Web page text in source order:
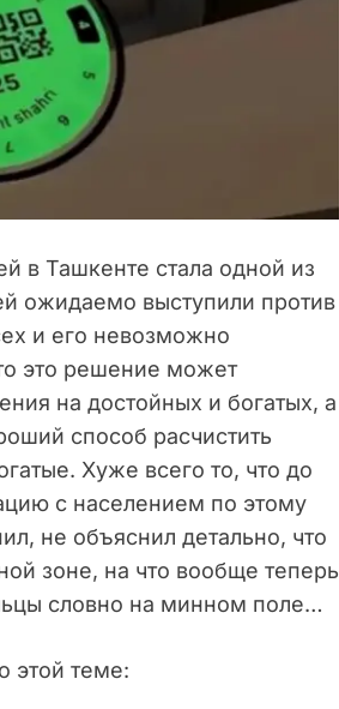
в Ташкенте стала одной из
ожидаемо выступили против
и его невозможно
это решение может
на достойных и богатых, а
способ расчистить
Хуже всего то, что до
с населением по этому
не объяснил детально, что
зоне, на что вообще теперь
словно на минном поле…
этой теме: